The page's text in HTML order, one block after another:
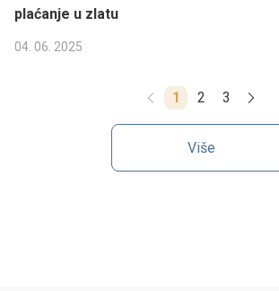
plaćanje u zlatu
04. 06. 2025
1 2 3
Više